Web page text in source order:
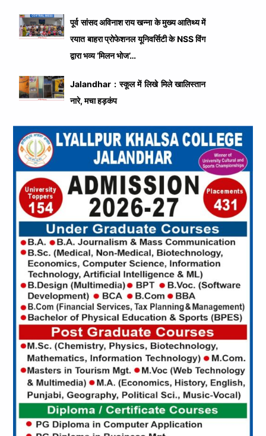
पूर्व सांसद अविनाश राय खन्ना के मुख्य आतिथ्य में
रयात बाहरा प्रोफेशनल यूनिवर्सिटी के NSS विंग
द्वारा भव्य ‘मिलन भोज’…
Jalandhar : स्कूल में लिखे मिले खालिस्तान
नारे, मचा हड़कंप